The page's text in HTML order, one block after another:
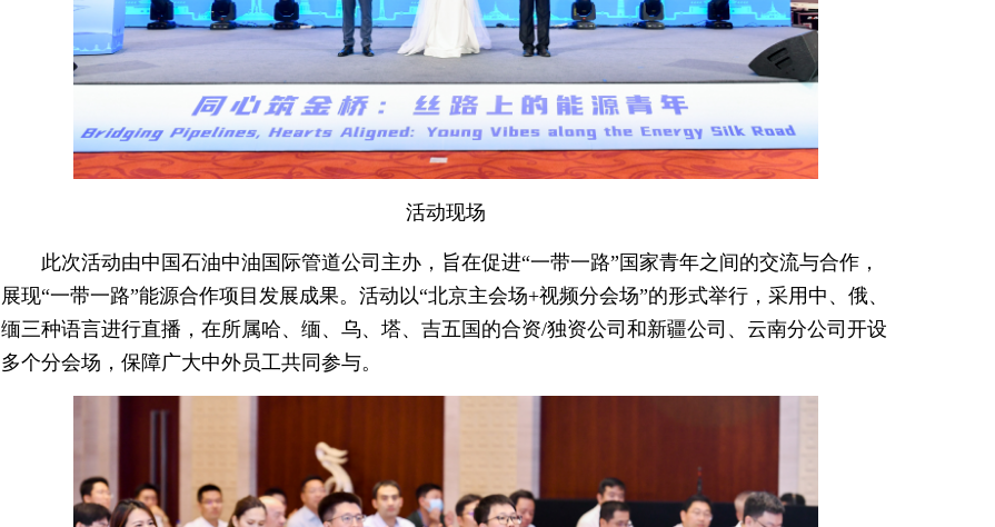
活动现场
此次活动由中国石油中油国际管道公司主办，旨在促进“一带一路”国家青年之间的交流与合作，
展现“一带一路”能源合作项目发展成果。活动以“北京主会场+视频分会场”的形式举行，采用中、俄、
缅三种语言进行直播，在所属哈、缅、乌、塔、吉五国的合资/独资公司和新疆公司、云南分公司开设
多个分会场，保障广大中外员工共同参与。